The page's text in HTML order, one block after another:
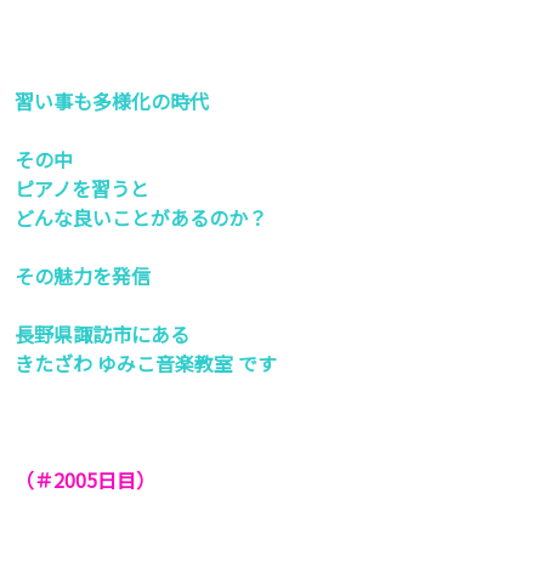
習い事も多様化の時代
その中
ピアノを習うと
どんな良いことがあるのか？
その魅力を発信
長野県諏訪市にある
きたざわ ゆみこ音楽教室 です
（＃2005日目）